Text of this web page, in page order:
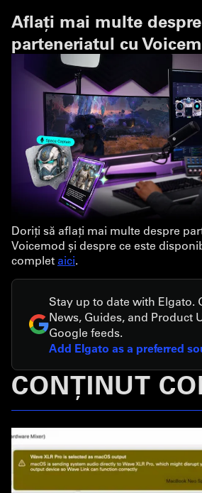
Aflați mai multe despre
parteneriatul cu
Doriți să aflați mai multe despre
Voicemod și despre ce este
complet aici.
Stay up to date with Elgato.
News, Guides, and Product
Google feeds.
Add Elgato as a preferred
CONȚINUT